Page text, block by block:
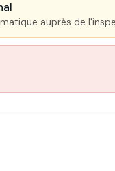
auprès de